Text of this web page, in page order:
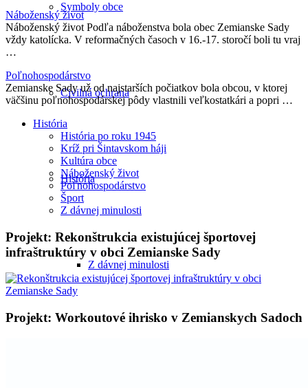
Symboly obce
Civilná ochrana
História
Z dávnej minulosti
Náboženský život
Náboženský život Podľa náboženstva bola obec Zemianske Sady
vždy katolícka. V reformačných časoch v 16.-17. storočí boli tu vraj
…
Poľnohospodárstvo
Zemianske Sady už od najstarších počiatkov bola obcou, v ktorej
väčšinu poľnohospodárskej pôdy vlastnili veľkostatkári a popri …
História
História po roku 1945
Kríž pri Šintavskom háji
Kultúra obce
Náboženský život
Poľnohospodárstvo
Šport
Z dávnej minulosti
Projekt: Rekonštrukcia existujúcej športovej
infraštruktúry v obci Zemianske Sady
Projekt: Workoutové ihrisko v Zemianskych Sadoch